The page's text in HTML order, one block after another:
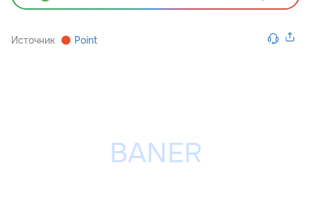
Источник Point